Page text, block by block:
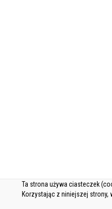
Ta strona używa ciasteczek
Korzystając z niniejszej strony,